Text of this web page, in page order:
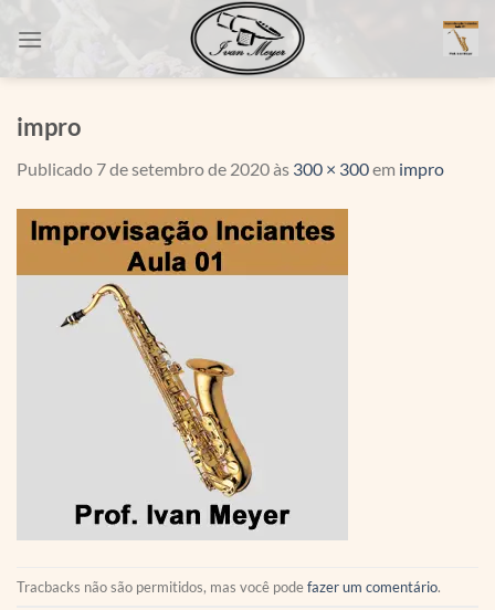
impro
Publicado 7 de setembro de 2020às 300 × 300em impro
Tracbacks não são permitidos, mas você podefazer um comentário.